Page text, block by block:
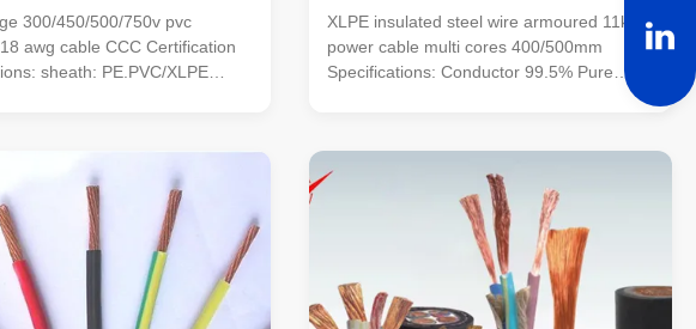
300/450/500/750v pvc
awg cable CCC Certification
sheath: PE.PVC/XLPE
Flexible Wire BVV Copper
Insulation PVC Sheath Round
Copper Core PVC Insulation
Flat Wire BLVVB Aluminum
Insulation PVC Sheath Flat Wire
Core Heat-resistance 105℃
Voltage : 300v
XLPE insulated steel wire armoured 11kv
power cable multi cores 400/500mm
Specifications: Conductor 99.5% Pure
of cores: 1C,2C,3C,4C, 5C, 3C+1E,4C+1E,
3C+2E Section of conductor(mm ): 1.5—
250 Application : This kind of cable can be
used for electricity supply in low voltage
installation system. They are well adapted
to underground use in industrial
applications with an additional mechanical
protection